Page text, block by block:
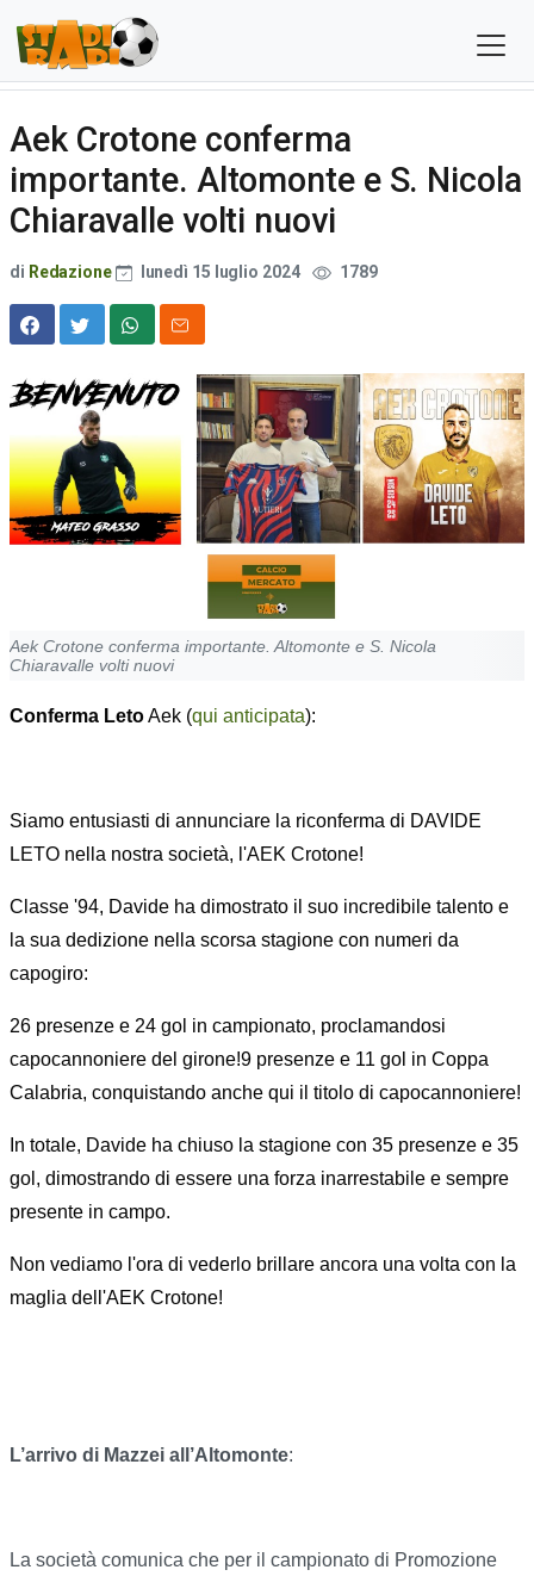
Aek Crotone conferma
importante. Altomonte e S. Nicola
Chiaravalle volti nuovi
di Redazione lunedì 15 luglio 2024 1789
Aek Crotone conferma importante. Altomonte e S. Nicola
Chiaravalle volti nuovi
Conferma LetoAek (qui anticipata):
Siamo entusiasti di annunciare la riconferma di DAVIDE
LETO nella nostra società, l'AEK Crotone!
Classe '94, Davide ha dimostrato il suo incredibile talento e
la sua dedizione nella scorsa stagione con numeri da
capogiro:
26 presenze e 24 gol in campionato, proclamandosi
capocannoniere del girone!9 presenze e 11 gol in Coppa
Calabria, conquistando anche qui il titolo di capocannoniere!
In totale, Davide ha chiuso la stagione con 35 presenze e 35
gol, dimostrando di essere una forza inarrestabile e sempre
presente in campo.
Non vediamo l'ora di vederlo brillare ancora una volta con la
maglia dell'AEK Crotone!
L’arrivo di Mazzei all’Altomonte:
La società comunica che per il campionato di Promozione